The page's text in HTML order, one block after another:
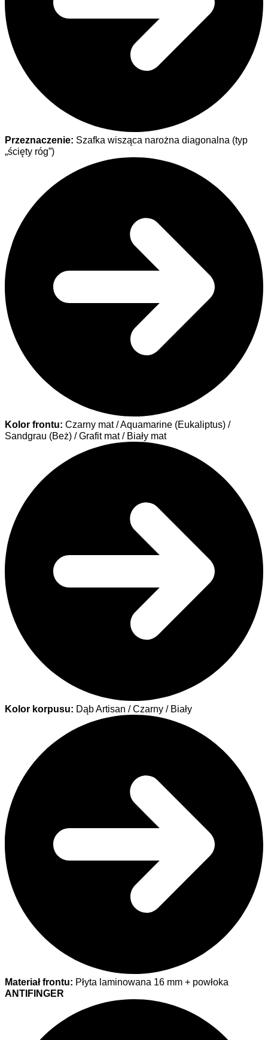
Przeznaczenie: Szafka wisząca narożna diagonalna (typ
„ścięty róg”)
Kolor frontu: Czarny mat / Aquamarine (Eukaliptus) /
Sandgrau (Beż) / Grafit mat / Biały mat
Kolor korpusu: Dąb Artisan / Czarny / Biały
Materiał frontu: Płyta laminowana 16 mm + powłoka
ANTIFINGER